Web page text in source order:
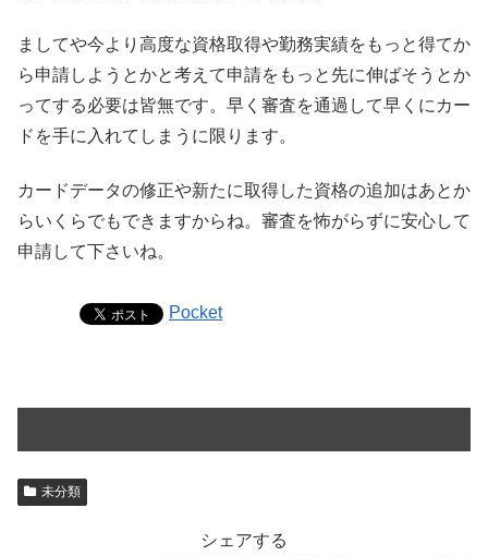
ましてや今より高度な資格取得や勤務実績をもっと得てか
ら申請しようとかと考えて申請をもっと先に伸ばそうとか
ってする必要は皆無です。早く審査を通過して早くにカー
ドを手に入れてしまうに限ります。
カードデータの修正や新たに取得した資格の追加はあとか
らいくらでもできますからね。審査を怖がらずに安心して
申請して下さいね。
Pocket
未分類
シェアする